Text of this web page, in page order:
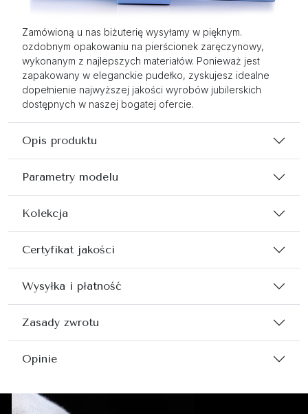
Zamówioną u nas biżuterię wysyłamy w pięknym.
ozdobnym opakowaniu na pierścionek zaręczynowy,
wykonanym z najlepszych materiałów. Ponieważ jest
zapakowany w eleganckie pudełko, zyskujesz idealne
dopełnienie najwyższej jakości wyrobów jubilerskich
dostępnych w naszej bogatej ofercie.
Opis produktu
Parametry modelu
Kolekcja
Certyfikat jakości
Wysyłka i płatność
Zasady zwrotu
Opinie